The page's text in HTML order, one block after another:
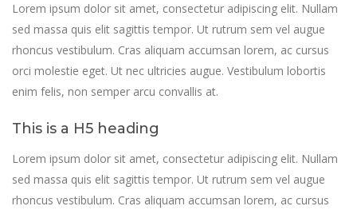
Lorem ipsum dolor sit amet, consectetur adipiscing elit. Nullam
sed massa quis elit sagittis tempor. Ut rutrum sem vel augue
rhoncus vestibulum. Cras aliquam accumsan lorem, ac cursus
orci molestie eget. Ut nec ultricies augue. Vestibulum lobortis
enim felis, non semper arcu convallis at.
This is a H5 heading
Lorem ipsum dolor sit amet, consectetur adipiscing elit. Nullam
sed massa quis elit sagittis tempor. Ut rutrum sem vel augue
rhoncus vestibulum. Cras aliquam accumsan lorem, ac cursus